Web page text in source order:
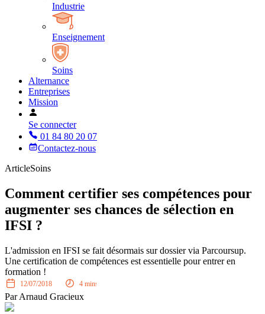
Industrie
Enseignement
Soins
Alternance
Entreprises
Mission
Se connecter
01 84 80 20 07
Contactez-nous
ArticleSoins
Comment certifier ses compétences pour
augmenter ses chances de sélection en
IFSI ?
L'admission en IFSI se fait désormais sur dossier via Parcoursup.
Une certification de compétences est essentielle pour entrer en
formation !
12/07/2018 4 mins
ParArnaud Gracieux